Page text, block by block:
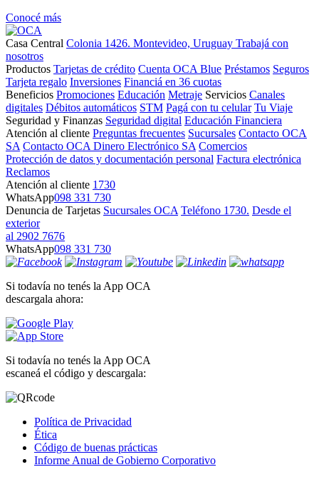
Conocé más
Casa Central Colonia 1426. Montevideo, Uruguay Trabajá con
nosotros
Productos Tarjetas de crédito Cuenta OCA Blue Préstamos Seguros
Tarjeta regalo Inversiones Financiá en 36 cuotas
Beneficios Promociones Educación Metraje Servicios Canales
digitales Débitos automáticos STM Pagá con tu celular Tu Viaje
Seguridad y Finanzas Seguridad digital Educación Financiera
Atención al cliente Preguntas frecuentes Sucursales Contacto OCA
SA Contacto OCA Dinero Electrónico SA Comercios
Protección de datos y documentación personal Factura electrónica
Reclamos
Atención al cliente 1730
WhatsApp098 331 730
Denuncia de Tarjetas Sucursales OCA Teléfono 1730. Desde el
exterior
al 2902 7676
WhatsApp098 331 730
Si todavía no tenés la App OCA
descargala ahora:
Si todavía no tenés la App OCA
escaneá el código y descargala:
Política de Privacidad
Ética
Código de buenas prácticas
Informe Anual de Gobierno Corporativo